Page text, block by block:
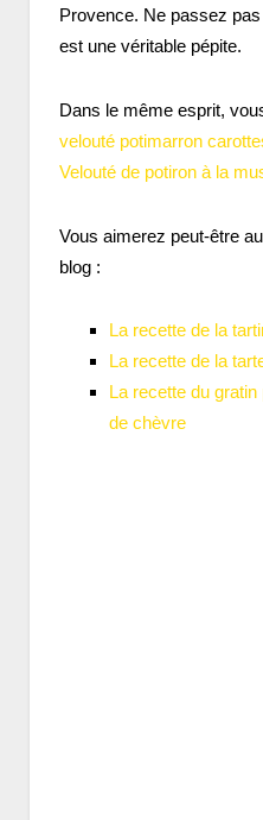
Provence. Ne passez
est une véritable pépite.
Dans le même esprit,
velouté potimarron
Velouté de potiron à la
Vous aimerez peut-être
blog :
La recette de la
La recette de la
La recette du
de chèvre